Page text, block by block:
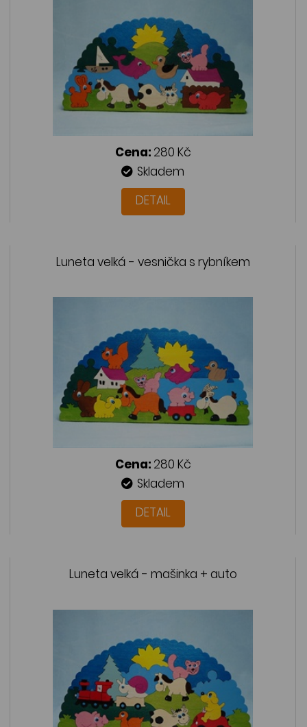
Cena: 280 Kč
Skladem
DETAIL
Luneta velká - vesnička s rybníkem
Cena: 280 Kč
Skladem
DETAIL
Luneta velká - mašinka + auto